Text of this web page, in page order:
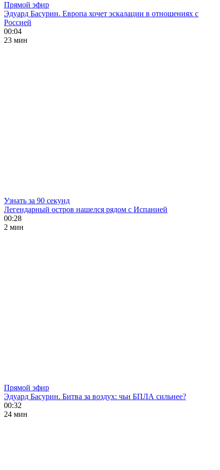
Прямой эфир
Эдуард Басурин. Европа хочет эскалации в отношениях с
Россией
00:04
23 мин
Узнать за 90 секунд
Легендарный остров нашелся рядом с Испанией
00:28
2 мин
Прямой эфир
Эдуард Басурин. Битва за воздух: чьи БПЛА сильнее?
00:32
24 мин